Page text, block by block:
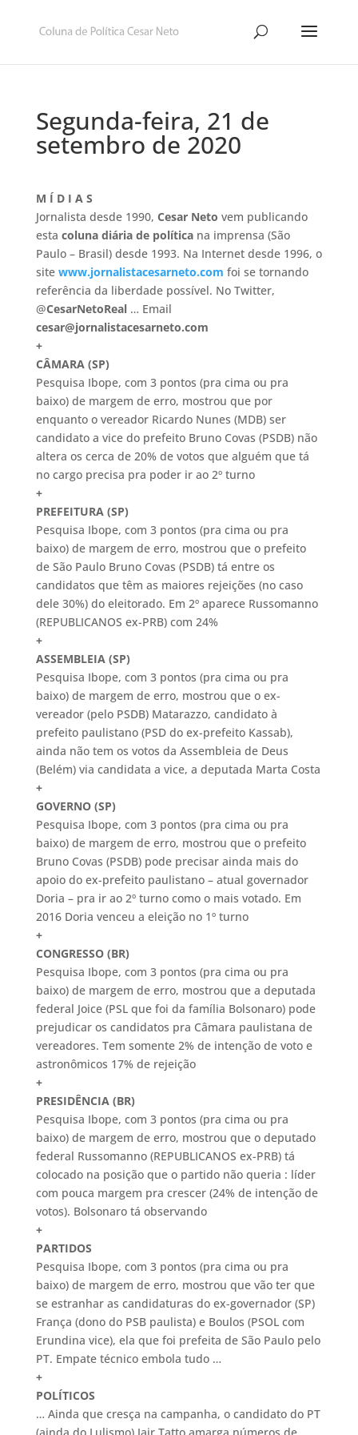
Segunda-feira, 21 de
setembro de 2020
M Í D I A S
Jornalista desde 1990, Cesar Neto vem publicando
esta coluna diária de políticana imprensa (São
Paulo – Brasil) desde 1993. Na Internet desde 1996, o
site www.jornalistacesarneto.com foi se tornando
referência da liberdade possível. No Twitter,
@CesarNetoReal … Email
cesar@jornalistacesarneto.com
+
CÂMARA (SP)
Pesquisa Ibope, com 3 pontos (pra cima ou pra
baixo) de margem de erro, mostrou que por
enquanto o vereador Ricardo Nunes (MDB) ser
candidato a vice do prefeito Bruno Covas (PSDB) não
altera os cerca de 20% de votos que alguém que tá
no cargo precisa pra poder ir ao 2º turno
+
PREFEITURA (SP)
Pesquisa Ibope, com 3 pontos (pra cima ou pra
baixo) de margem de erro, mostrou que o prefeito
de São Paulo Bruno Covas (PSDB) tá entre os
candidatos que têm as maiores rejeições (no caso
dele 30%) do eleitorado. Em 2º aparece Russomanno
(REPUBLICANOS ex-PRB) com 24%
+
ASSEMBLEIA (SP)
Pesquisa Ibope, com 3 pontos (pra cima ou pra
baixo) de margem de erro, mostrou que o ex-
vereador (pelo PSDB) Matarazzo, candidato à
prefeito paulistano (PSD do ex-prefeito Kassab),
ainda não tem os votos da Assembleia de Deus
(Belém) via candidata a vice, a deputada Marta Costa
+
GOVERNO (SP)
Pesquisa Ibope, com 3 pontos (pra cima ou pra
baixo) de margem de erro, mostrou que o prefeito
Bruno Covas (PSDB) pode precisar ainda mais do
apoio do ex-prefeito paulistano – atual governador
Doria – pra ir ao 2º turno como o mais votado. Em
2016 Doria venceu a eleição no 1º turno
+
CONGRESSO (BR)
Pesquisa Ibope, com 3 pontos (pra cima ou pra
baixo) de margem de erro, mostrou que a deputada
federal Joice (PSL que foi da família Bolsonaro) pode
prejudicar os candidatos pra Câmara paulistana de
vereadores. Tem somente 2% de intenção de voto e
astronômicos 17% de rejeição
+
PRESIDÊNCIA (BR)
Pesquisa Ibope, com 3 pontos (pra cima ou pra
baixo) de margem de erro, mostrou que o deputado
federal Russomanno (REPUBLICANOS ex-PRB) tá
colocado na posição que o partido não queria : líder
com pouca margem pra crescer (24% de intenção de
votos). Bolsonaro tá observando
+
PARTIDOS
Pesquisa Ibope, com 3 pontos (pra cima ou pra
baixo) de margem de erro, mostrou que vão ter que
se estranhar as candidaturas do ex-governador (SP)
França (dono do PSB paulista) e Boulos (PSOL com
Erundina vice), ela que foi prefeita de São Paulo pelo
PT. Empate técnico embola tudo …
+
POLÍTICOS
… Ainda que cresça na campanha, o candidato do PT